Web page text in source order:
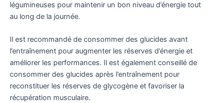
légumineuses pour maintenir un bon niveau d’énergie tout
au long de la journée.
Il est recommandé de consommer des glucides avant
l’entraînement pour augmenter les réserves d’énergie et
améliorer les performances. Il est également conseillé de
consommer des glucides après l’entraînement pour
reconstituer les réserves de glycogène et favoriser la
récupération musculaire.